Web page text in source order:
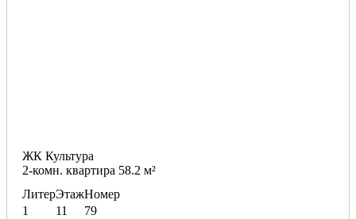
ЖК Культура
2-комн. квартира 58.2 м²
Литер
1
Этаж
11
Номер
79